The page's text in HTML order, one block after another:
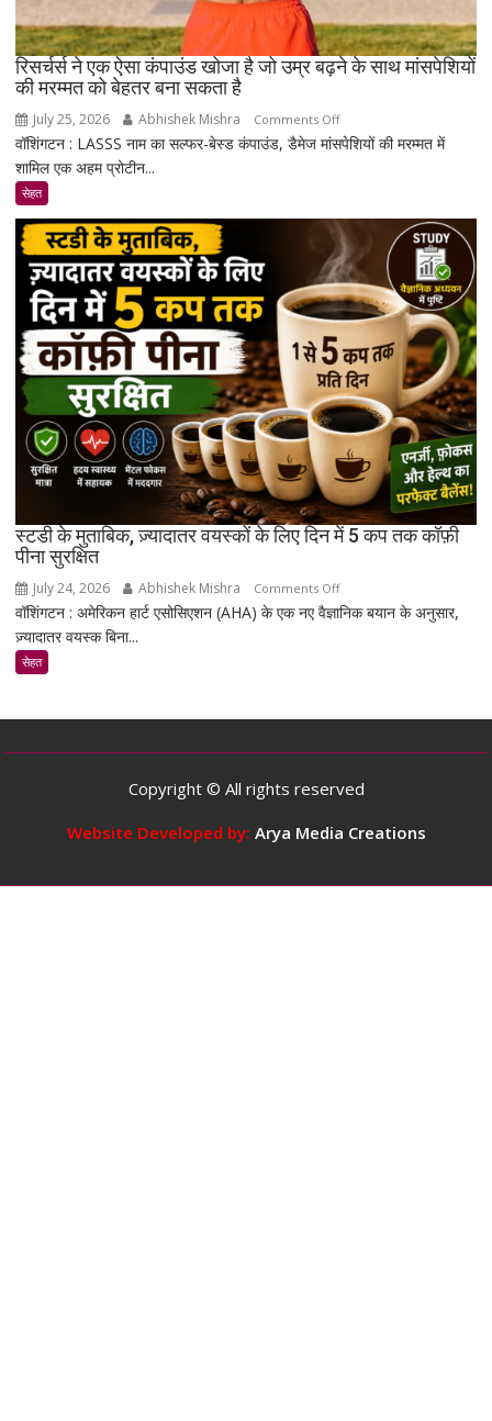
रिसर्चर्स ने एक ऐसा कंपाउंड खोजा है जो उम्र बढ़ने के साथ मांसपेशियों
की मरम्मत को बेहतर बना सकता है
July 25, 2026 Abhishek Mishra Comments Offon
रिसर्चर्स
ऐसा
कंपाउंड
खोजा
है
जो
बढ़ने
के
साथ
मांसपेशियों
की
मरम्मत
को
बेहतर
है
वॉशिंगटन : LASSS नाम का सल्फर-बेस्ड कंपाउंड, डैमेज मांसपेशियों की मरम्मत में
शामिल एक अहम प्रोटीन...
सेहत
स्टडी के मुताबिक, ज़्यादातर वयस्कों के लिए दिन में 5 कप तक कॉफ़ी
पीना सुरक्षित
July 24, 2026 Abhishek Mishra Comments Offon
स्टडी
लिए
5
वॉशिंगटन : अमेरिकन हार्ट एसोसिएशन (AHA) के एक नए वैज्ञानिक बयान के अनुसार,
ज़्यादातर वयस्क बिना...
सेहत
Copyright © All rights reserved
Website Developed by: Arya Media Creations